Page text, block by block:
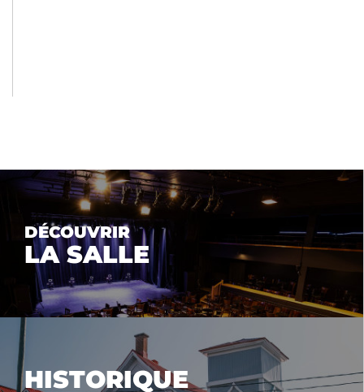
DÉCOUVRIR
LA SALLE
HISTORIQUE